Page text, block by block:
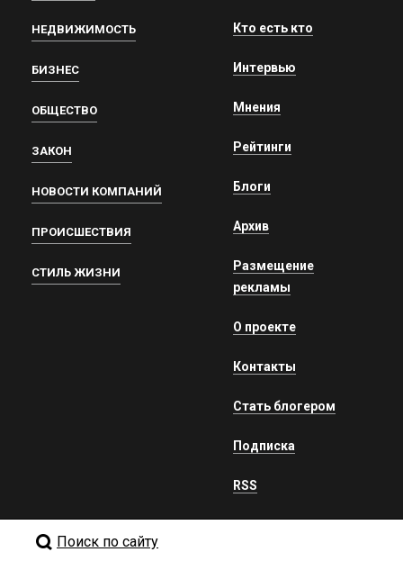
НЕДВИЖИМОСТЬ
БИЗНЕС
ОБЩЕСТВО
ЗАКОН
НОВОСТИ КОМПАНИЙ
ПРОИСШЕСТВИЯ
СТИЛЬ ЖИЗНИ
Кто есть кто
Интервью
Мнения
Рейтинги
Блоги
Архив
Размещение
рекламы
О проекте
Контакты
Стать блогером
Подписка
RSS
Поиск по сайту